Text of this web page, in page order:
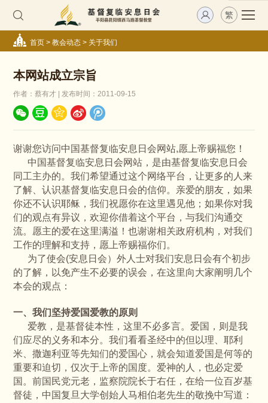
繁
首页> 教会动态> 关于我们
本网站成立宗旨
作者：蔡有才 | 发布时间：2011-09-15
谢谢您访问中国基督复临安息日会网站,愿上帝赐福您！
中国基督复临安息日会网站，是由基督复临安息日会
同工主办的。我们希望通过这个网络平台，让更多的人来
了解、认识基督复临安息日会的信仰。亲爱的朋友，如果
你还不认识耶稣，我们祝愿你在这里遇见他；如果你对我
们的观点有异议，欢迎你借着这个平台，与我们沟通交
流。愿主的爱在这里满溢！也谢谢相关政府机构，对我们
工作的理解和支持，愿上帝赐福你们。
为了使会(安息日会）外人士对我们安息日会有个初步
的了解，以免产生不必要的误会，在这里向大家阐明几个
本会的观点：
一、我们坚持爱国爱教的原则
爱教，是基督徒本性，这里不必多言。爱国，则是我
们应尽的义务和本分。我们看看圣经中的但以理、耶利
米、撒迦利亚等先知们的爱国心，就会知道爱国是何等的
重要和迫切，仅次于上帝的国度。爱神的人，也必定爱
国。前国民党元老，监察院院长于右任，在给一位百岁基
督徒，中国复旦大学创始人马相伯老先生的敬挽中写道：